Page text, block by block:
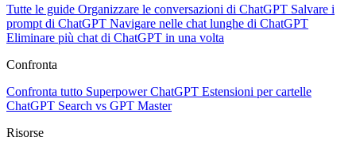
Tutte le guide Organizzare le conversazioni di ChatGPT Salvare i
prompt di ChatGPT Navigare nelle chat lunghe di ChatGPT
Eliminare più chat di ChatGPT in una volta
Confronta
Confronta tutto Superpower ChatGPT Estensioni per cartelle
ChatGPT Search vs GPT Master
Risorse